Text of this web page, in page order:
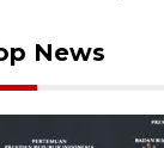
News